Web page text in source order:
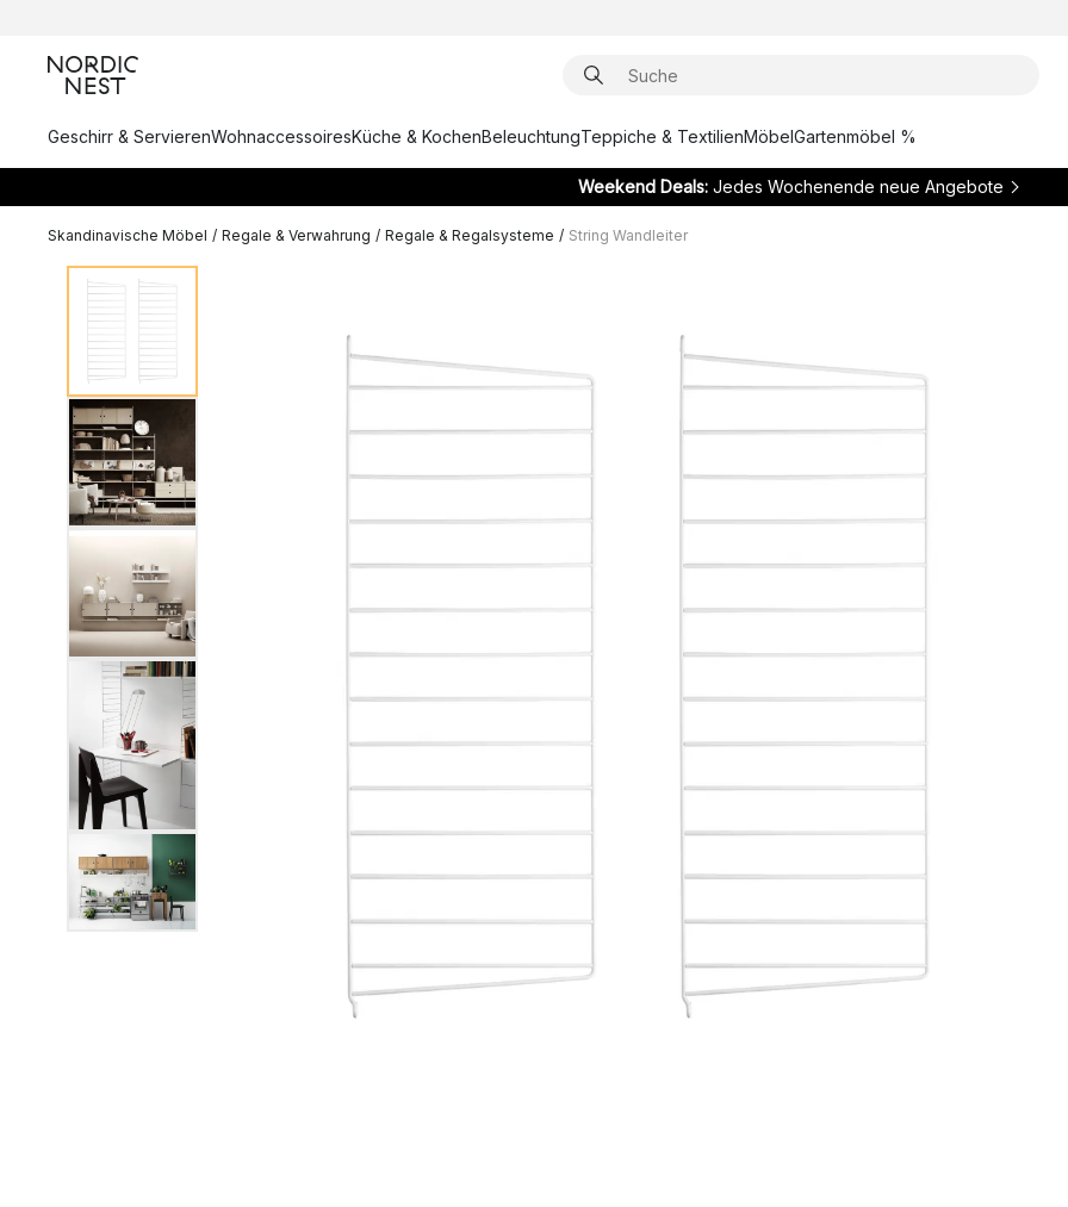
Geschirr & ServierenWohnaccessoiresKüche & KochenBeleuchtungTeppiche & TextilienMöbelGartenmöbel %
Weekend Deals:Jedes Wochenende neue Angebote
Skandinavische Möbel / Regale & Verwahrung / Regale & Regalsysteme / String Wandleiter